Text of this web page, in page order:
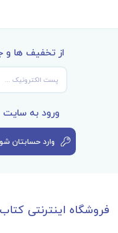
از تخفیف ها و
ورود به سایت
وارد حسابتان
فروشگاه اینترنتی